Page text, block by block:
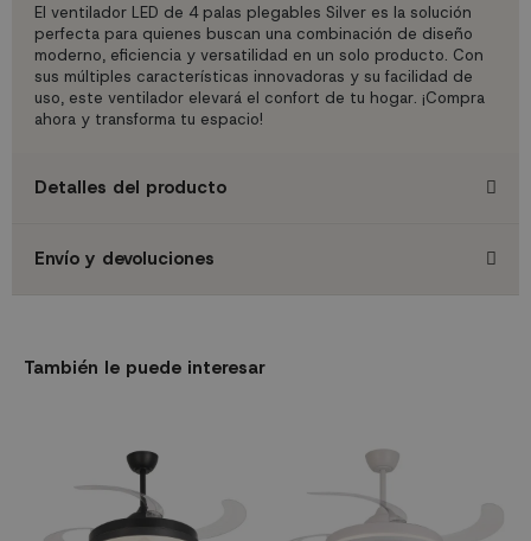
El ventilador LED de 4 palas plegables Silver es la solución
perfecta para quienes buscan una combinación de diseño
moderno, eficiencia y versatilidad en un solo producto. Con
sus múltiples características innovadoras y su facilidad de
uso, este ventilador elevará el confort de tu hogar. ¡Compra
ahora y transforma tu espacio!
Detalles del producto
Envío y devoluciones
También le puede interesar